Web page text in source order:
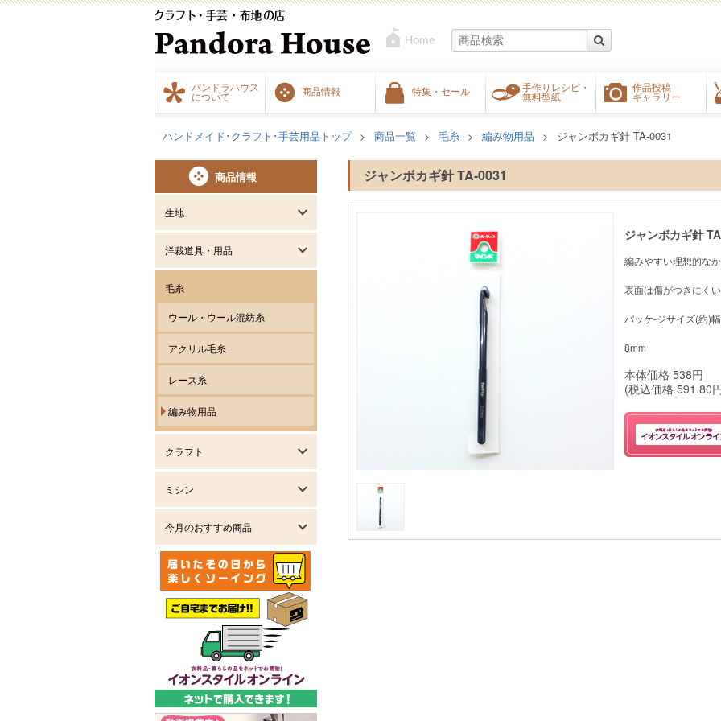
パンドラハウス
について
商品情報 特集・セール
手作りレシピ・
無料型紙
作品投稿
ギャラリー
ハンドメイド･クラフト･手芸用品トップ 商品一覧 毛糸 編み物用品 ジャンボカギ針 TA-0031
ジャンボカギ針 TA-0031
ジャンボカギ針
編みやすい理想的な
表面は傷がつきにく
パッケ-ジサイズ(約)
8mm
本体価格 538円
(税込価格 591.80
商品情報
生地
洋裁道具・用品
毛糸
ウール・ウール混紡糸
アクリル毛糸
レース糸
編み物用品
クラフト
ミシン
今月のおすすめ商品